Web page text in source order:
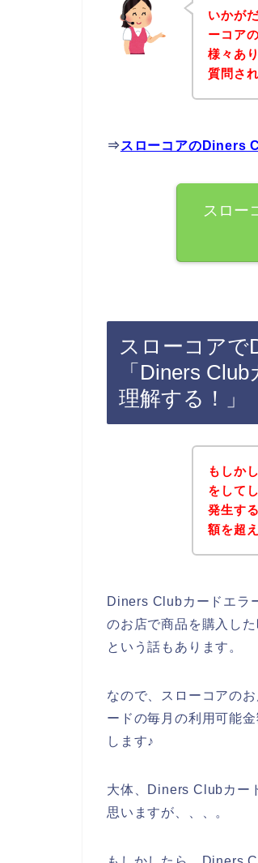
いかが
ーコア
様々あ
質問さ
⇒ スローコアのDiners
スロー
スローコアで
「Diners
理解する！」
もしか
をして
発生す
額を超
Diners Clubカードエラ
のお店で商品を購入し
という話もあります。
なので、スローコアの
ードの毎月の利用可能
します♪
大体、Diners Clubカー
思いますが、、、。